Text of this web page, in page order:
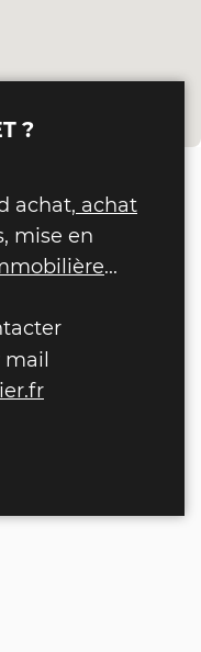
?
achat, achat
mise en
...
mail